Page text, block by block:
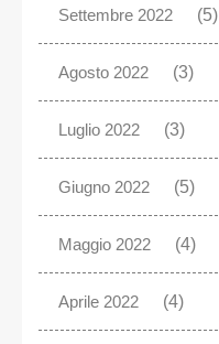
Settembre 2022 (5)
Agosto 2022 (3)
Luglio 2022 (3)
Giugno 2022 (5)
Maggio 2022 (4)
Aprile 2022 (4)